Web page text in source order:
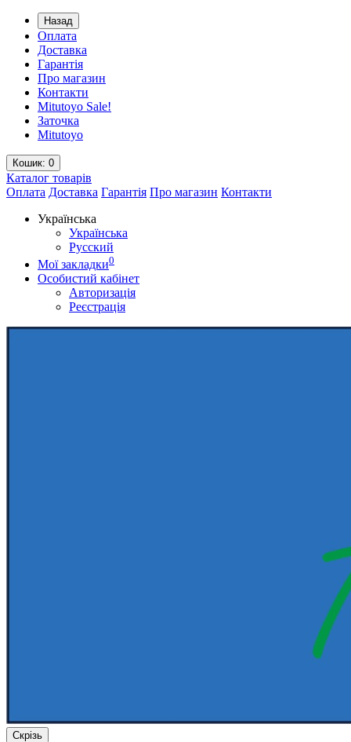
Назад
Оплата
Доставка
Гарантія
Про магазин
Контакти
Mitutoyo Sale!
Заточка
Mitutoyo
Кошик: 0
Каталог товарів
Оплата Доставка Гарантія Про магазин Контакти
Українська
Українська
Русский
Мої закладки0
Особистий кабінет
Авторизація
Реєстрація
Скрізь